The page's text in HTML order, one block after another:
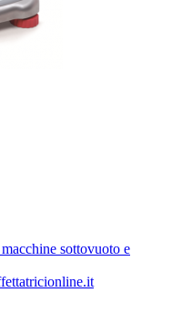
sottovuoto e